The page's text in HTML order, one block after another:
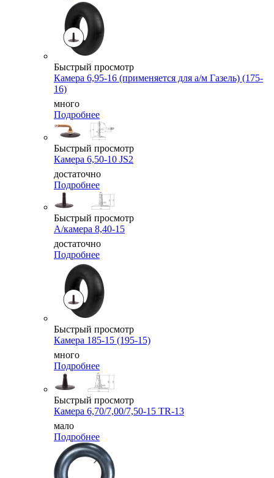
Быстрый просмотр
Камера 6,95-16 (применяется для а/м Газель) (175-
16)
много
Подробнее
Быстрый просмотр
Камера 6,50-10 JS2
достаточно
Подробнее
Быстрый просмотр
А/камера 8,40-15
достаточно
Подробнее
Быстрый просмотр
Камера 185-15 (195-15)
много
Подробнее
Быстрый просмотр
Камера 6,70/7,00/7,50-15 TR-13
мало
Подробнее